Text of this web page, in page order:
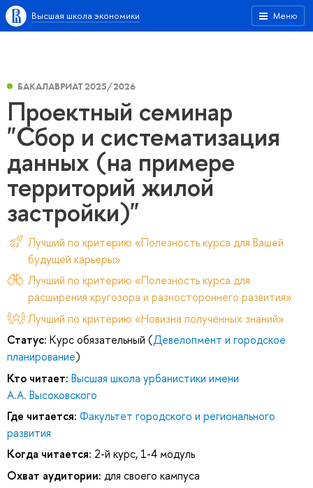
Меню
Высшая школа экономики
БАКАЛАВРИАТ 2025/2026
Проектный семинар
"Сбор и систематизация
данных (на примере
территорий жилой
застройки)"
Лучший по критерию «Полезность курса для Вашей
будущей карьеры»
Лучший по критерию «Полезность курса для
расширения кругозора и разностороннего развития»
Лучший по критерию «Новизна полученных знаний»
Статус: Курс обязательный (Девелопмент и городское
планирование)
Кто читает: Высшая школа урбанистики имени
А.А. Высоковского
Где читается: Факультет городского и регионального
развития
Когда читается: 2-й курс, 1-4 модуль
Охват аудитории: для своего кампуса